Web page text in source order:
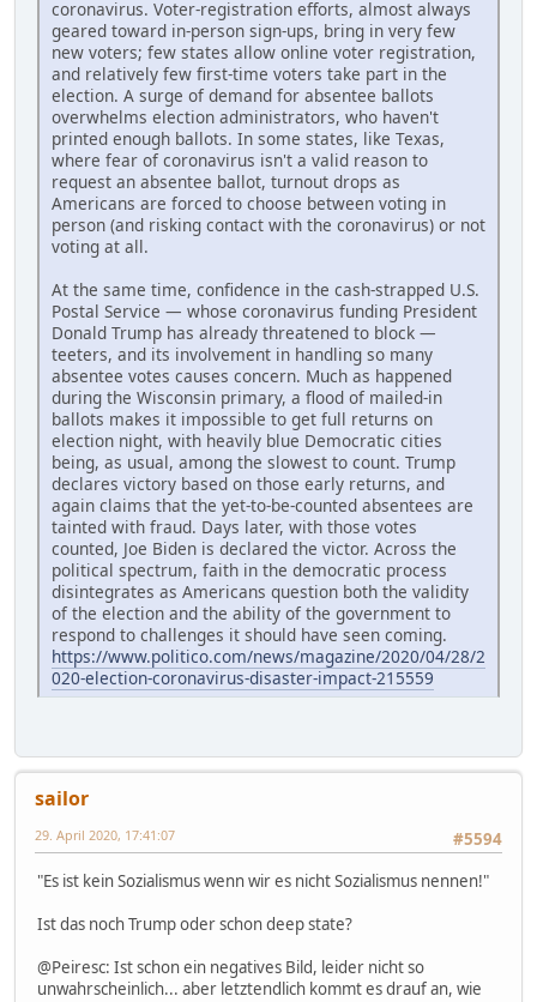
coronavirus. Voter-registration efforts, almost always
geared toward in-person sign-ups, bring in very few
new voters; few states allow online voter registration,
and relatively few first-time voters take part in the
election. A surge of demand for absentee ballots
overwhelms election administrators, who haven't
printed enough ballots. In some states, like Texas,
where fear of coronavirus isn't a valid reason to
request an absentee ballot, turnout drops as
Americans are forced to choose between voting in
person (and risking contact with the coronavirus) or not
voting at all.
At the same time, confidence in the cash-strapped U.S.
Postal Service — whose coronavirus funding President
Donald Trump has already threatened to block —
teeters, and its involvement in handling so many
absentee votes causes concern. Much as happened
during the Wisconsin primary, a flood of mailed-in
ballots makes it impossible to get full returns on
election night, with heavily blue Democratic cities
being, as usual, among the slowest to count. Trump
declares victory based on those early returns, and
again claims that the yet-to-be-counted absentees are
tainted with fraud. Days later, with those votes
counted, Joe Biden is declared the victor. Across the
political spectrum, faith in the democratic process
disintegrates as Americans question both the validity
of the election and the ability of the government to
respond to challenges it should have seen coming.
https://www.politico.com/news/magazine/2020/04/28/2
020-election-coronavirus-disaster-impact-215559
sailor
#5594
29. April 2020, 17:41:07
"Es ist kein Sozialismus wenn wir es nicht Sozialismus nennen!"
Ist das noch Trump oder schon deep state?
@Peiresc: Ist schon ein negatives Bild, leider nicht so
unwahrscheinlich... aber letztendlich kommt es drauf an, wie